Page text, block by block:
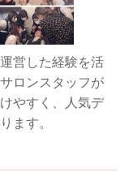
営した経験を活
ロンスタッフが
やすく、人気デ
ます。